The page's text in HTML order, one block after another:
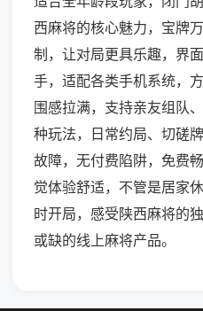
西麻将的核心魅力，宝牌
制，让对局更具乐趣，界
手，适配各类手机系统，
围感拉满，支持亲友组队
种玩法，日常约局、切磋
故障，无付费陷阱，免费
觉体验舒适，不管是居家
时开局，感受陕西麻将的
或缺的线上麻将产品。